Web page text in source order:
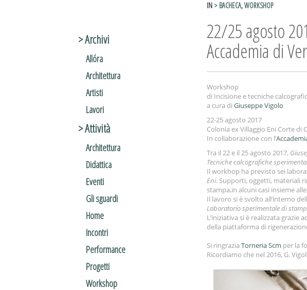
IN > BACHECA,WORKSHOP
22/25 agosto
Accademia di
Workshop
di Incisione e tecniche
a cura di Giuseppe Vigolo
22-25 agosto 2017
Colonia ex Villaggio Eni Corte di
In collaborazione con l’
Tra il 22 e il 25 agosto 2017,
Tecniche calcografiche
Il workhop ha previsto sei
Eni. Supporti, oggetti, materiali
stampa,in alcuni casi insieme
Il lavoro si è svolto all’interno
Laboratorio sperimentale di
L’iniziativa si è realizzata grazie
della piattaforma di
Si ringrazia Torneria Scm per la
Ricordiamo che nel 2016, G.
> Archivi
Allóra
Architettura
Artisti
Lavori
> Attività
Architettura
Didattica
Eventi
Gli sguardi
Home
Incontri
Performance
Progetti
Workshop